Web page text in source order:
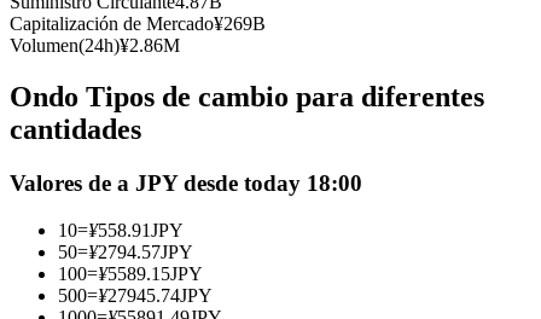
Únete a los mejores traders
Capitalización de Mercado¥269B
Volumen(24h)¥2.86M
Ondo Tipos de cambio para diferentes
cantidades
Valores de a JPY desde today 18:00
10=¥558.91JPY
50=¥2794.57JPY
100=¥5589.15JPY
500=¥27945.74JPY